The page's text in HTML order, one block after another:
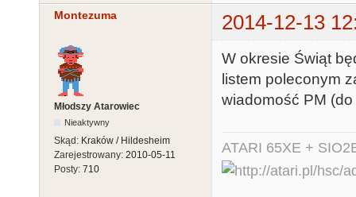
Montezuma 2014-12-13
Młodszy Atarowiec
Nieaktywny
Skąd: Kraków / Hildesheim
Zarejestrowany: 2010-05-11
Posty: 710
W okresie Świąt
listem poleconym
wiadomość PM
ATARI 65XE +